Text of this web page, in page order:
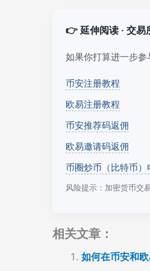
👉 延伸阅读 · 交易
如果你打算进一步参
币安注册教程
欧易注册教程
币安推荐码返佣
欧易邀请码返佣
币圈炒币（比特币）
风险提示：加密货币交
相关文章：
如何在币安和